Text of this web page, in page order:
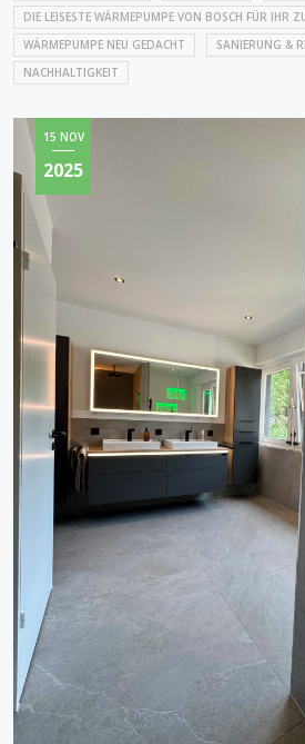
DIE LEISESTE WÄRMEPUMPE VON BOSCH FÜR IHR
WÄRMEPUMPE NEU GEDACHT
SANIERUNG &
NACHHALTIGKEIT
15 NOV
2025